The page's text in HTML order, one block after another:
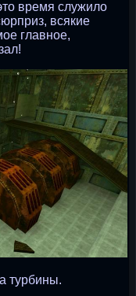
время служило
всякие
главное,
турбины.